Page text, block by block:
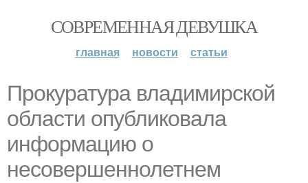
СОВРЕМЕННАЯ ДЕВУШКА
главная новости статьи
Прокуратура владимирской
области опубликовала
информацию о
несовершеннолетнем